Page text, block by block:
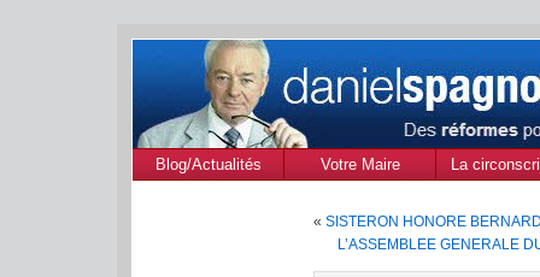
Blog/Actualités Votre Maire
La
« SISTERON HONORE
L’ASSEMBLEE GENERALE